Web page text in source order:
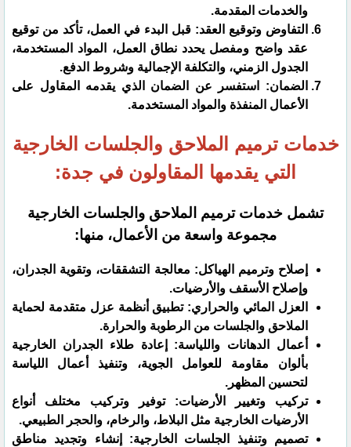
والخدمات المقدمة.
التفاوض وتوقيع العقد: قبل البدء في العمل، تأكد من توقيع
عقد واضح ومفصل يحدد نطاق العمل، المواد المستخدمة،
الجدول الزمني، والتكلفة الإجمالية وشروط الدفع.
الضمان: استفسر عن الضمان الذي يقدمه المقاول على
الأعمال المنفذة والمواد المستخدمة.
خدمات ترميم الملاحق والجلسات الخارجية
التي يقدمها المقاولون في جدة:
تشمل خدمات ترميم الملاحق والجلسات الخارجية
مجموعة واسعة من الأعمال، منها:
إصلاح وترميم الهياكل: معالجة التشققات، وتقوية الجدران،
وإصلاح الأسقف والأرضيات.
العزل المائي والحراري: تطبيق أنظمة عزل متقدمة لحماية
الملاحق والجلسات من الرطوبة والحرارة.
أعمال الدهانات واللياسة: إعادة طلاء الجدران الخارجية
بألوان مقاومة للعوامل الجوية، وتنفيذ أعمال اللياسة
لتحسين المظهر.
تركيب وتغيير الأرضيات: توفير وتركيب مختلف أنواع
الأرضيات الخارجية مثل البلاط، والرخام، والحجر الطبيعي.
تصميم وتنفيذ الجلسات الخارجية: إنشاء وتجديد مناطق